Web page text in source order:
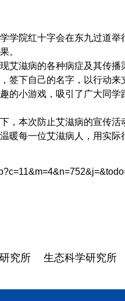
学院红十字会在东九过道举
。
艾滋病的各种病症及其传播
签下自己的名字，以行动来
的小游戏，吸引了广大同
， 本次防止艾滋病的宣传活
暖每一位艾滋病人，用实际
究所 生态科学研究所